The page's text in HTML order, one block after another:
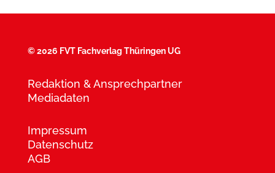
©2026 FVT Fachverlag Thüringen UG
Redaktion & Ansprechpartner
Mediadaten
Impressum
Datenschutz
AGB